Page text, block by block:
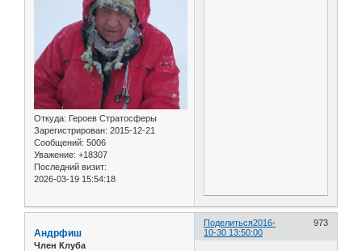
Откуда: Героев Стратосферы
Зарегистрирован: 2015-12-21
Сообщений: 5006
Уважение: +18307
Последний визит:
2026-03-19 15:54:18
Поделиться 973
2016-
10-30 13:50:00
Андрфиш
Член Клуба